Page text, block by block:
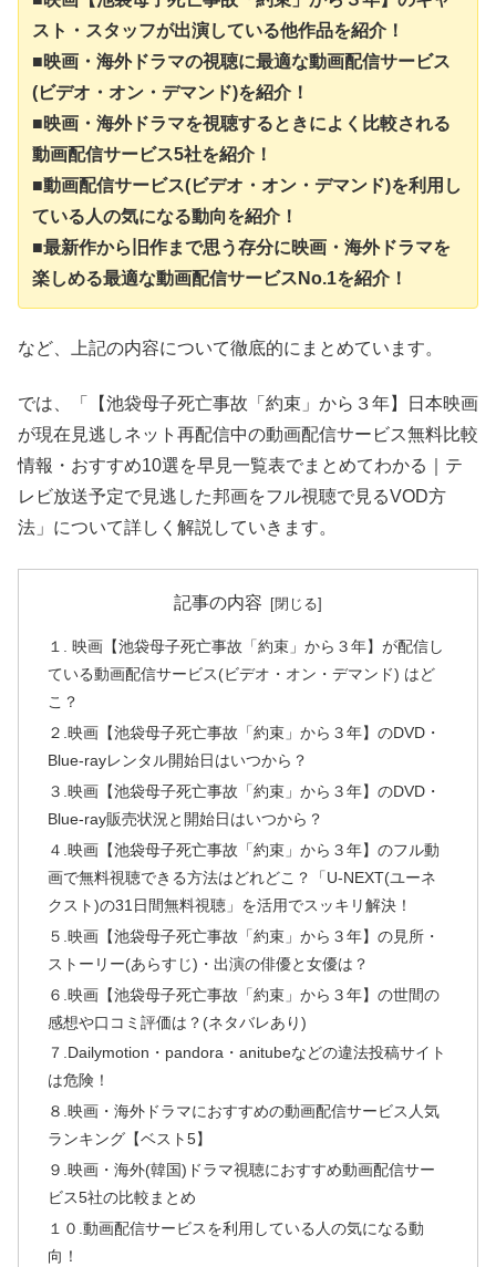
スト・スタッフが出演している他作品を紹介！
■映画・海外ドラマの視聴に最適な動画配信サービス
(ビデオ・オン・デマンド)を紹介！
■映画・海外ドラマを視聴するときによく比較される
動画配信サービス5社を紹介！
■動画配信サービス(ビデオ・オン・デマンド)を利用し
ている人の気になる動向を紹介！
■最新作から旧作まで思う存分に映画・海外ドラマを
楽しめる最適な動画配信サービスNo.1を紹介！
など、上記の内容について徹底的にまとめています。
では、「【池袋母子死亡事故「約束」から３年】日本映画
が現在見逃しネット再配信中の動画配信サービス無料比較
情報・おすすめ10選を早見一覧表でまとめてわかる｜テ
レビ放送予定で見逃した邦画をフル視聴で見るVOD方
法」について詳しく解説していきます。
記事の内容
１. 映画【池袋母子死亡事故「約束」から３年】が配信し
ている動画配信サービス(ビデオ・オン・デマンド) はど
こ？
２.映画【池袋母子死亡事故「約束」から３年】のDVD・
Blue-rayレンタル開始日はいつから？
３.映画【池袋母子死亡事故「約束」から３年】のDVD・
Blue-ray販売状況と開始日はいつから？
４.映画【池袋母子死亡事故「約束」から３年】のフル動
画で無料視聴できる方法はどれどこ？「U-NEXT(ユーネ
クスト)の31日間無料視聴」を活用でスッキリ解決！
５.映画【池袋母子死亡事故「約束」から３年】の見所・
ストーリー(あらすじ)・出演の俳優と女優は？
６.映画【池袋母子死亡事故「約束」から３年】の世間の
感想や口コミ評価は？(ネタバレあり)
７.Dailymotion・pandora・anitubeなどの違法投稿サイト
は危険！
８.映画・海外ドラマにおすすめの動画配信サービス人気
ランキング【ベスト5】
９.映画・海外(韓国)ドラマ視聴におすすめ動画配信サー
ビス5社の比較まとめ
１０.動画配信サービスを利用している人の気になる動
向！